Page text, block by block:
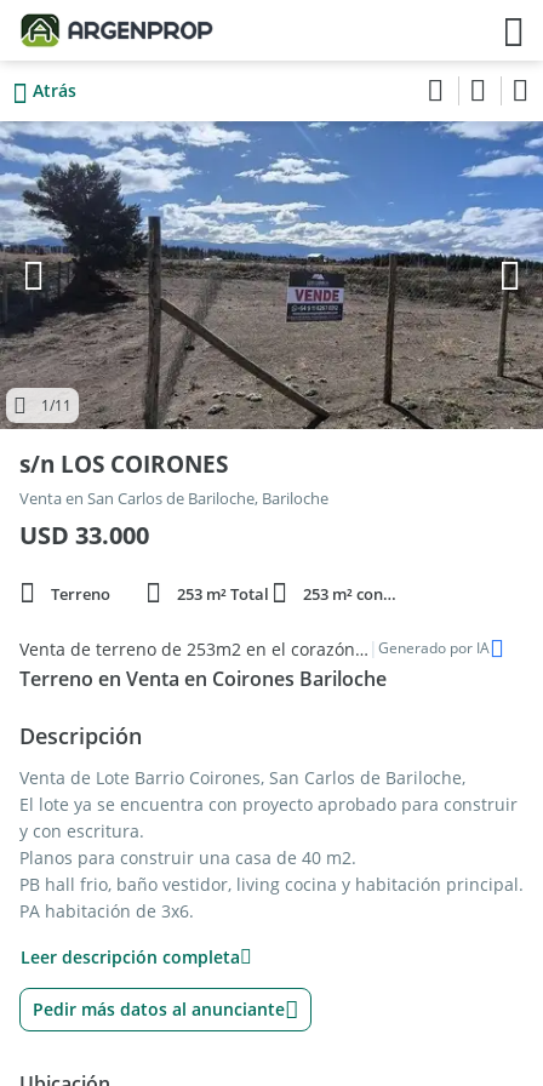
Atrás
1/11
s/n LOS COIRONES
Venta en San Carlos de Bariloche, Bariloche
USD 33.000
Terreno 253 m² Total 253 m² constr.
Venta de terreno de 253m2 en el corazón de San Carlos de Bariloche | Generado por IA
Terreno en Venta en Coirones Bariloche
Descripción
Venta de Lote Barrio Coirones, San Carlos de Bariloche,
El lote ya se encuentra con proyecto aprobado para construir
y con escritura.
Planos para construir una casa de 40 m2.
PB hall frio, baño vestidor, living cocina y habitación principal.
PA habitación de 3x6.
UF 1 superficie 253,42 m2
Servicios Soterrados.
Agua de Red.
Las medidas, áreas y datos proporcionados en esta
Leer descripción completa
Pedir más datos al anunciante